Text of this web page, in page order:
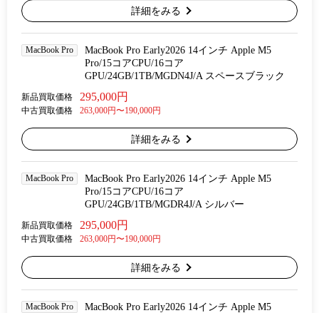
詳細をみる
MacBook Pro
MacBook Pro Early2026 14インチ Apple M5
Pro/15コアCPU/16コア
GPU/24GB/1TB/MGDN4J/A スペースブラック
新品買取価格 295,000円
中古買取価格 263,000円〜190,000円
詳細をみる
MacBook Pro
MacBook Pro Early2026 14インチ Apple M5
Pro/15コアCPU/16コア
GPU/24GB/1TB/MGDR4J/A シルバー
新品買取価格 295,000円
中古買取価格 263,000円〜190,000円
詳細をみる
MacBook Pro
MacBook Pro Early2026 14インチ Apple M5